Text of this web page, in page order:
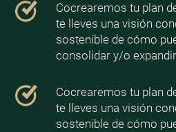
Cocrearemos tu plan
te lleves una visión
sostenible de cómo
consolidar y/o
Cocrearemos tu plan
te lleves una visión
sostenible de cómo